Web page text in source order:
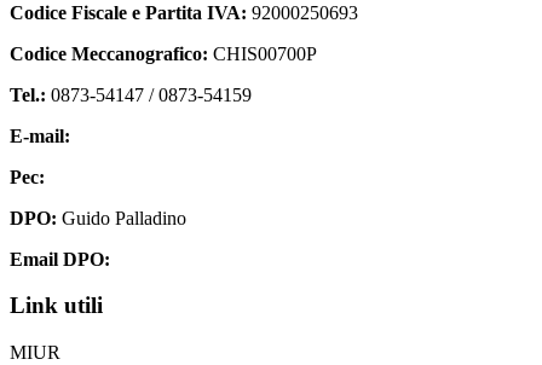
Codice Fiscale e Partita IVA: 92000250693
Codice Meccanografico: CHIS00700P
Tel.: 0873-54147 /0873-54159
E-mail:
Pec:
DPO: Guido Palladino
Email DPO:
Link utili
MIUR